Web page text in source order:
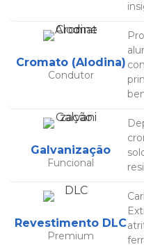
Cromato (Alodina)
Condutor
Galvanização
Funcional
Revestimento DLC
Premium